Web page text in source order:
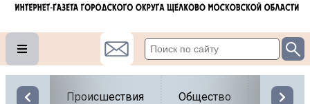
Происшествия Общество Власть